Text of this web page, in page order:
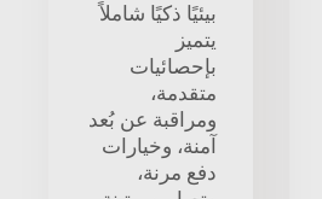
بيئيًا ذكيًا شاملاً
يتميز
بإحصائيات
متقدمة،
ومراقبة عن بُعد
آمنة، وخيارات
دفع مرنة،